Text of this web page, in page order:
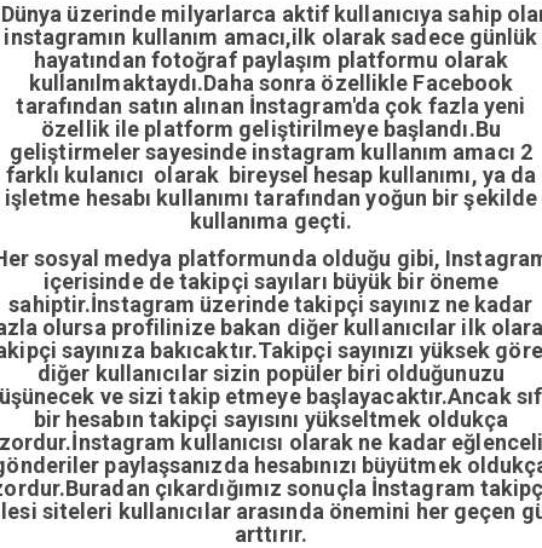
üzerinde milyarlarca aktif kullanıcıya sahip
instagramın kullanım amacı,ilk olarak sadece günlük
hayatından fotoğraf paylaşım platformu olarak
kullanılmaktaydı.Daha sonra özellikle Facebook
tarafından satın alınan İnstagram'da çok fazla yeni
özellik ile platform geliştirilmeye başlandı.Bu
geliştirmeler sayesinde instagram kullanım amacı 2
farklı kulanıcı olarak bireysel hesap kullanımı, ya da
işletme hesabı kullanımı tarafından yoğun bir şekilde
kullanıma geçti.
sosyal medya platformunda olduğu gibi,
içerisinde de takipçi sayıları büyük bir öneme
sahiptir.İnstagram üzerinde takipçi sayınız ne kadar
olursa profilinize bakan diğer kullanıcılar ilk
sayınıza bakıcaktır.Takipçi sayınızı yüksek
diğer kullanıcılar sizin popüler biri olduğunuzu
ve sizi takip etmeye başlayacaktır.Ancak
bir hesabın takipçi sayısını yükseltmek oldukça
kullanıcısı olarak ne kadar
paylaşsanızda hesabınızı büyütmek
çıkardığımız sonuçla İnstagram
siteleri kullanıcılar arasında önemini her geçen
arttırır.